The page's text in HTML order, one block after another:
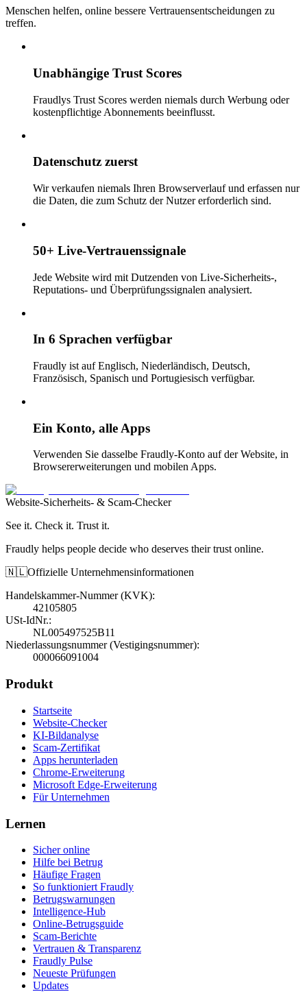
Menschen helfen, online bessere Vertrauensentscheidungen zu
treffen.
Unabhängige Trust Scores
Fraudlys Trust Scores werden niemals durch Werbung oder
kostenpflichtige Abonnements beeinflusst.
Datenschutz zuerst
Wir verkaufen niemals Ihren Browserverlauf und erfassen nur
die Daten, die zum Schutz der Nutzer erforderlich sind.
50+ Live-Vertrauenssignale
Jede Website wird mit Dutzenden von Live-Sicherheits-,
Reputations- und Überprüfungssignalen analysiert.
In 6 Sprachen verfügbar
Fraudly ist auf Englisch, Niederländisch, Deutsch,
Französisch, Spanisch und Portugiesisch verfügbar.
Ein Konto, alle Apps
Verwenden Sie dasselbe Fraudly-Konto auf der Website, in
Browsererweiterungen und mobilen Apps.
Website-Sicherheits- & Scam-Checker
See it. Check it. Trust it.
Fraudly helps people decide who deserves their trust online.
🇳🇱Offizielle Unternehmensinformationen
Handelskammer-Nummer (KVK):
42105805
USt-IdNr.:
NL005497525B11
Niederlassungsnummer (Vestigingsnummer):
000066091004
Produkt
Startseite
Website-Checker
KI-Bildanalyse
Scam-Zertifikat
Apps herunterladen
Chrome-Erweiterung
Microsoft Edge-Erweiterung
Für Unternehmen
Lernen
Sicher online
Hilfe bei Betrug
Häufige Fragen
So funktioniert Fraudly
Betrugswarnungen
Intelligence-Hub
Online-Betrugsguide
Scam-Berichte
Vertrauen & Transparenz
Fraudly Pulse
Neueste Prüfungen
Updates